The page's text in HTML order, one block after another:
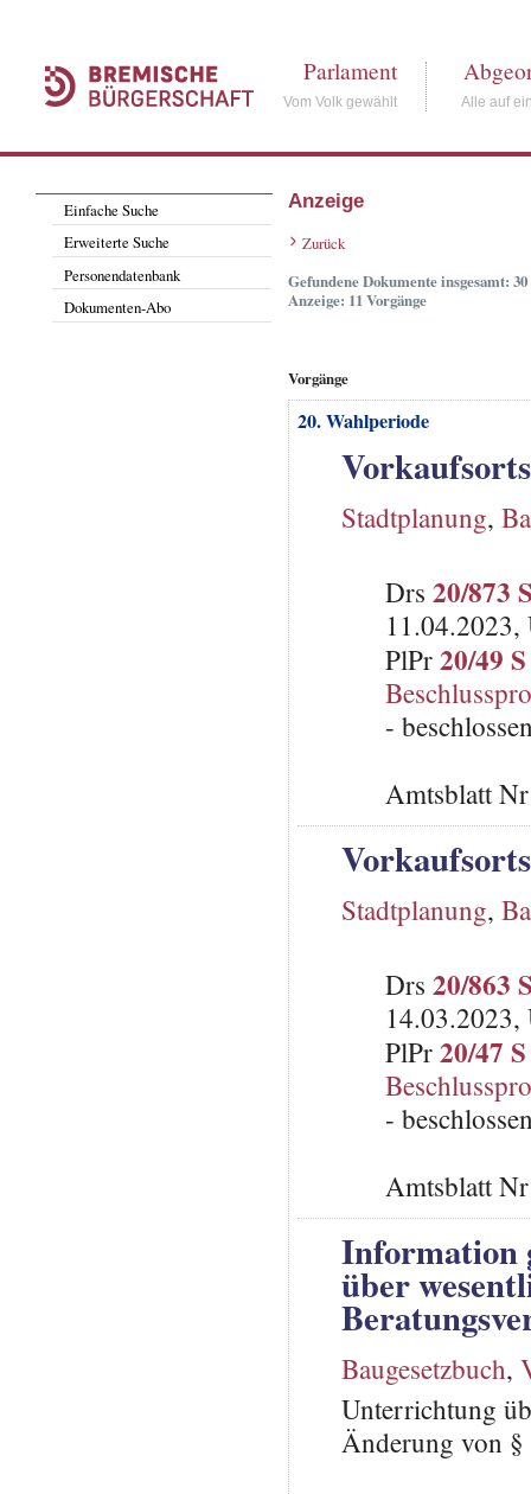
Parlament
Vom Volk gewählt Alle auf
Einfache Suche
Erweiterte Suche
Personendatenbank
Dokumenten-Abo
Anzeige
Zurück
Gefundene Dokumente insgesamt: 30
Anzeige: 11 Vorgänge
Vorgänge
20. Wahlperiode
Stadtplanung,
Drs 20/873
11.04.2023,
PlPr20/49 S
-
Amtsblatt
Stadtplanung,
Drs 20/863
14.03.2023,
PlPr20/47 S
-
Amtsblatt
Information
über
Baugesetzbuch,
Unterrichtung
Änderung von §